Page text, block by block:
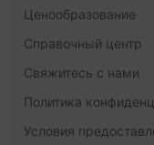
Ценообразование
Справочный центр
Свяжитесь с нами
Политика
Условия